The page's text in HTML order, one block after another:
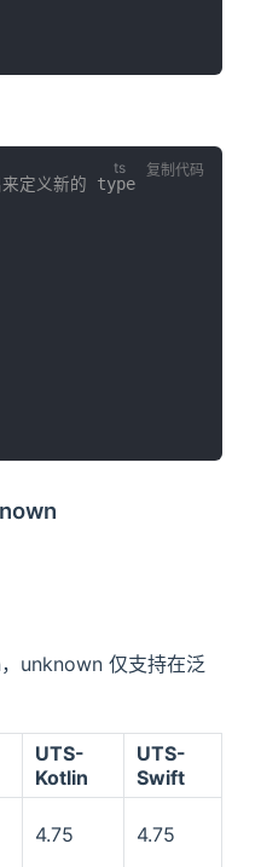
定义新的 type
复制代码
unknown 仅支持在泛
UTS-
Kotlin
UTS-
Swift
4.75 4.75